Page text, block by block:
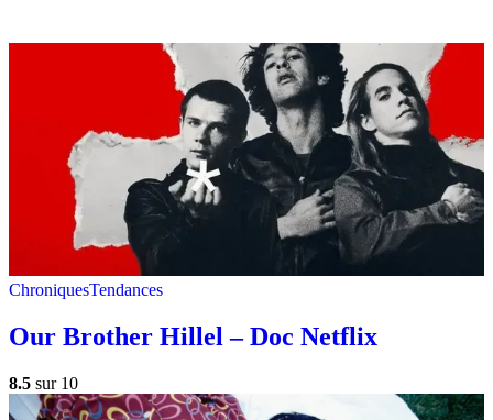
ChroniquesTendances
Our Brother Hillel – Doc Netflix
8.5 sur 10